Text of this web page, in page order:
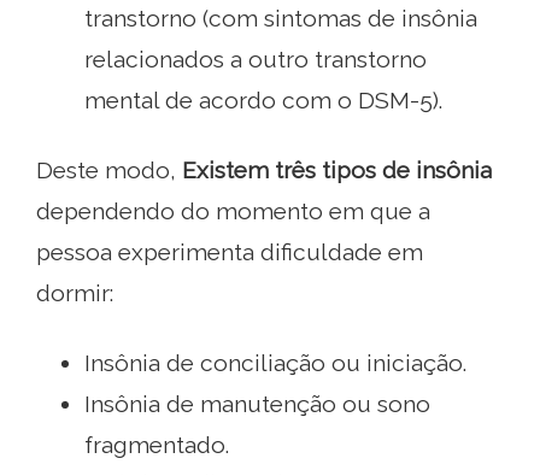
transtorno (com sintomas de insônia
relacionados a outro transtorno
mental de acordo com o DSM-5).
Deste modo, Existem três tipos de insônia
dependendo do momento em que a
pessoa experimenta dificuldade em
dormir:
Insônia de conciliação ou iniciação.
Insônia de manutenção ou sono
fragmentado.